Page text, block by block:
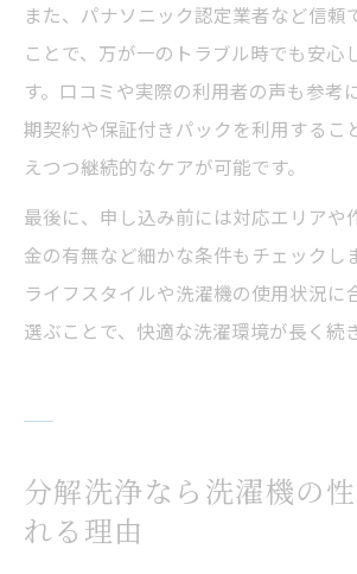
また、パナソニック認定業者など信頼
ことで、万が一のトラブル時でも安心
す。口コミや実際の利用者の声も参考
期契約や保証付きパックを利用するこ
えつつ継続的なケアが可能です。
最後に、申し込み前には対応エリアや
金の有無など細かな条件もチェックし
ライフスタイルや洗濯機の使用状況に
選ぶことで、快適な洗濯環境が長く続
分解洗浄なら洗濯機の
れる理由